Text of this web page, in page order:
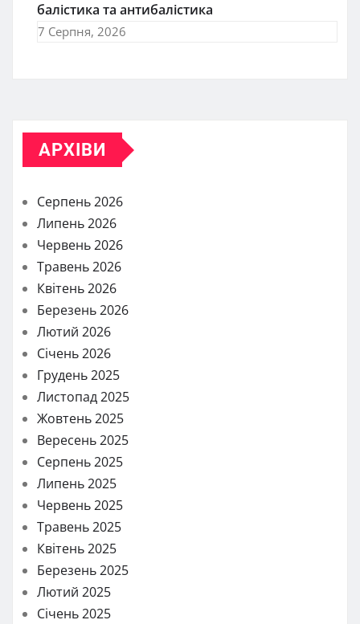
балістика та антибалістика
7 Серпня, 2026
АРХІВИ
Серпень 2026
Липень 2026
Червень 2026
Травень 2026
Квітень 2026
Березень 2026
Лютий 2026
Січень 2026
Грудень 2025
Листопад 2025
Жовтень 2025
Вересень 2025
Серпень 2025
Липень 2025
Червень 2025
Травень 2025
Квітень 2025
Березень 2025
Лютий 2025
Січень 2025